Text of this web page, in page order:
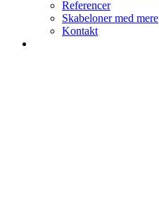
Referencer
Skabeloner med mere
Kontakt